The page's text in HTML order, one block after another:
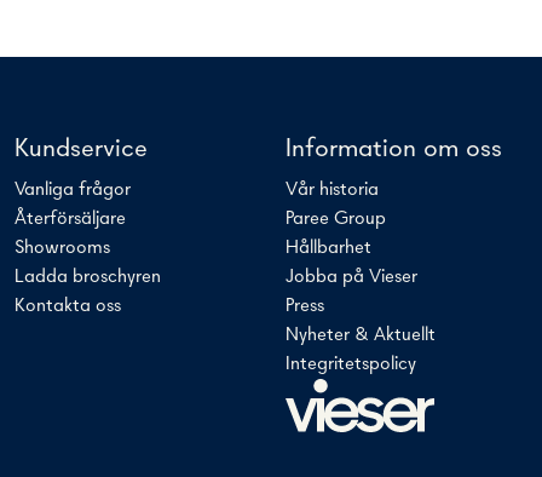
Kundservice
Vanliga frågor
Återförsäljare
Showrooms
Ladda broschyren
Kontakta oss
Information om oss
Vår historia
Paree Group
Hållbarhet
Jobba på Vieser
Press
Nyheter & Aktuellt
Integritetspolicy